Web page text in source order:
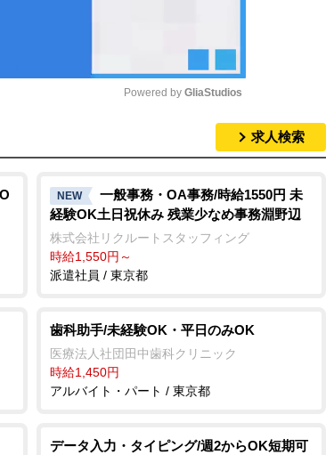
t
e
Powered by GliaStudios
求人検索
NEW
一般事務・OA事務/時給1550円 未
経験OK土日祝休み 残業少なめ事務淵野辺
株式会社リクルートスタッフィング
時給1,550円～
派遣社員 / 東京都
歯科助手/未経験OK・平日のみOK
医療法人社団田中歯科クリニック
時給1,450円
アルバイト・パート / 東京都
データ入力・タイピング/週2からOK短期可